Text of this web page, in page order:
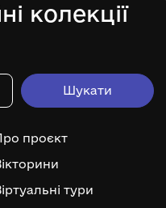
колекції
проєкт
тури